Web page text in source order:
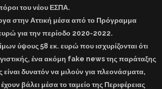
του νέου ΕΣΠΑ.
στην Αττική μέσα από το Πρόγραμμα
για την περίοδο 2020-2022.
ύψους 58 εκ. ευρώ που ισχυρίζονται ότι
ένα ακόμη fake news της παράταξης
δυνατόν να μιλούν για πλεονάσματα,
βάλει μέσα το ταμείο της Περιφέρειας